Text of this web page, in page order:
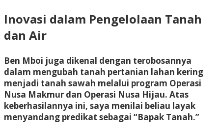
Inovasi dalam Pengelolaan Tanah
dan Air
Ben Mboi juga dikenal dengan terobosannya
dalam mengubah tanah pertanian lahan kering
menjadi tanah sawah melalui program Operasi
Nusa Makmur dan Operasi Nusa Hijau. Atas
keberhasilannya ini, saya menilai beliau layak
menyandang predikat sebagai “Bapak Tanah.”